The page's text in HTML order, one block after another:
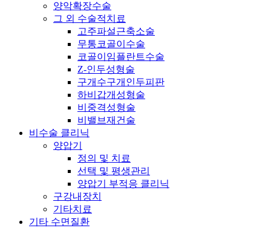
양악확장수술
그 외 수술적치료
고주파설근축소술
무통코골이수술
코골이임플란트수술
Z-인두성형술
구개수구개인두피판
하비갑개성형술
비중격성형술
비밸브재건술
비수술 클리닉
양압기
정의 및 치료
선택 및 평생관리
양압기 부적응 클리닉
구강내장치
기타치료
기타 수면질환